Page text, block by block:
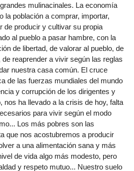
mulinacinales. La economía
la población a comprar, importar,
de producir y cultivar su propia
al pueblo a pasar hambre, con la
de libertad, de valorar al pueblo, de
reaprender a vivir según las reglas
nuestra casa común. El cruce
de las fuerzas mundiales del mundo
y corrupción de los dirigentes y
nos ha llevado a la crisis de hoy, falta
para vivir según el modo
Los más pobres son las
que nos acostubremos a producir
a una alimentación sana y más
de vida algo más modesto, pero
y respeto mutuo... Nuestro suelo